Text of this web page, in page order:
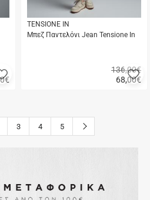
€Προσθήκη
στα
TENSIONE IN
Μπεζ Παντελόνι Jean Tensione In
68,00€
136,00€
3 4 5 button.next